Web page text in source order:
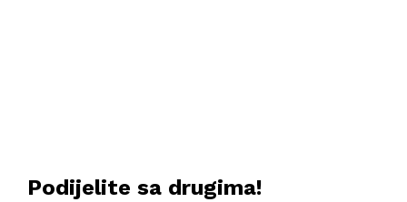
Podijelite sa drugima!